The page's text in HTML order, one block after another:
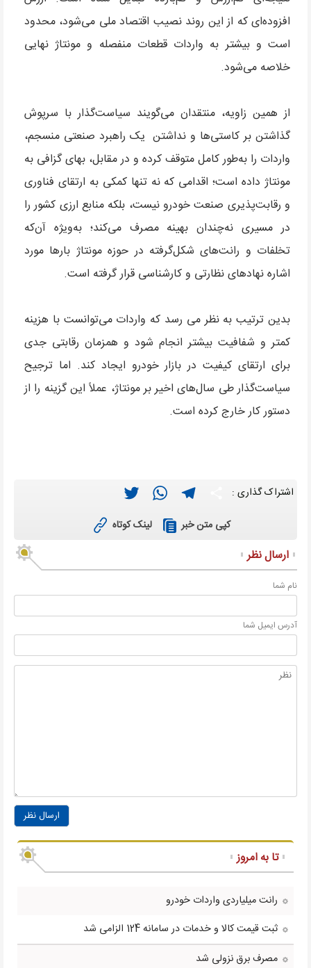
افزوده‌ای که از این روند نصیب اقتصاد ملی می‌شود، محدود
است و بیشتر به واردات قطعات منفصله و مونتاژ نهایی
خلاصه می‌شود.
از همین زاویه، منتقدان می‌گویند سیاست‌گذار با سرپوش
گذاشتن بر کاستی‌ها و نداشتن یک راهبرد صنعتی منسجم،
واردات را به‌طور کامل متوقف کرده و در مقابل، بهای گزافی به
مونتاژ داده است؛ اقدامی که نه تنها کمکی به ارتقای فناوری
و رقابت‌پذیری صنعت خودرو نیست، بلکه منابع ارزی کشور را
در مسیری نه‌چندان بهینه مصرف می‌کند؛ به‌ویژه آن‌که
تخلفات و رانت‌های شکل‌گرفته در حوزه مونتاژ بارها مورد
اشاره نهادهای نظارتی و کارشناسی قرار گرفته است.
بدین ترتیب به نظر می رسد که واردات می‌توانست با هزینه
کمتر و شفافیت بیشتر انجام شود و همزمان رقابتی جدی
برای ارتقای کیفیت در بازار خودرو ایجاد کند. اما ترجیح
سیاست‌گذار طی سال‌های اخیر بر مونتاژ، عملاً این گزینه را از
دستور کار خارج کرده است.
اشتراک گذاری : Twitter
WhatsAppTelegram
کپی متن خبر لینک کوتاه
ارسال نظر
نام شما
آدرس ايميل شما
ارسال نظر
تا به امروز
رانت میلیاردی واردات خودرو
ثبت قیمت کالا و خدمات در سامانه 124 الزامی شد
مصرف برق نزولی شد